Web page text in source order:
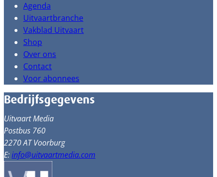
Agenda
Uitvaartbranche
Vakblad Uitvaart
Shop
Over ons
Contact
Voor abonnees
Bedrijfsgegevens
Uitvaart Media
Postbus 760
2270 AT Voorburg
E:info@uitvaartmedia.com